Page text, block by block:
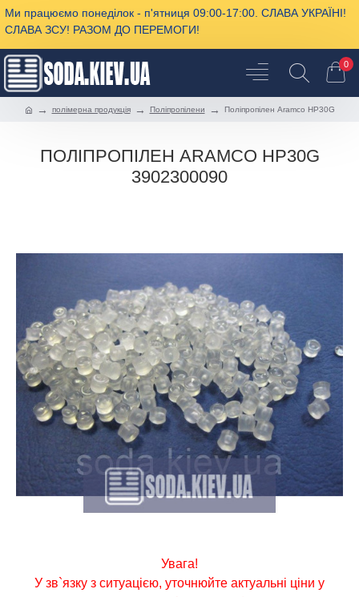
Ми працюємо понеділок - п'ятниця 09:00-17:00. СЛАВА УКРАЇНІ!
СЛАВА ЗСУ! РАЗОМ ДО ПЕРЕМОГИ!
0
полімерна продукція Поліпропілени Поліпропілен Aramco HP30G
ПОЛІПРОПІЛЕН ARAMCO HP30G
3902300090
Увага!
У зв`язку з ситуацією, уточнюйте актуальні ціни у